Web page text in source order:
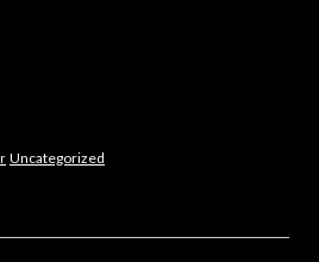
Uncategorized